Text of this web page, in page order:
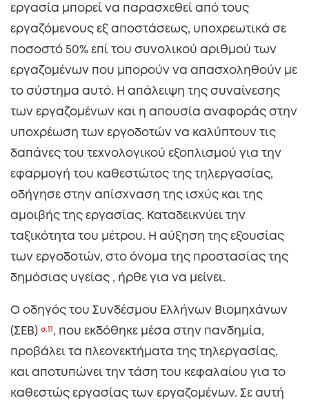
εργασία μπορεί να παρασχεθεί από τους
εργαζόμενους εξ αποστάσεως, υποχρεωτικά σε
ποσοστό 50% επί του συνολικού αριθμού των
εργαζομένων που μπορούν να απασχοληθούν με
το σύστημα αυτό. Η απάλειψη της συναίνεσης
των εργαζομένων και η απουσία αναφοράς στην
υποχρέωση των εργοδοτών να καλύπτουν τις
δαπάνες του τεχνολογικού εξοπλισμού για την
εφαρμογή του καθεστώτος της τηλεργασίας,
οδήγησε στην απίσχναση της ισχύς και της
αμοιβής της εργασίας. Καταδεικνύει την
ταξικότητα του μέτρου. Η αύξηση της εξουσίας
των εργοδοτών, στο όνομα της προστασίας της
δημόσιας υγείας , ήρθε για να μείνει.
Ο οδηγός του Συνδέσμου Ελλήνων Βιομηχάνων
(ΣΕΒ) σ.11 , που εκδόθηκε μέσα στην πανδημία,
προβάλει τα πλεονεκτήματα της τηλεργασίας,
και αποτυπώνει την τάση του κεφαλαίου για το
καθεστώς εργασίας των εργαζομένων. Σε αυτή